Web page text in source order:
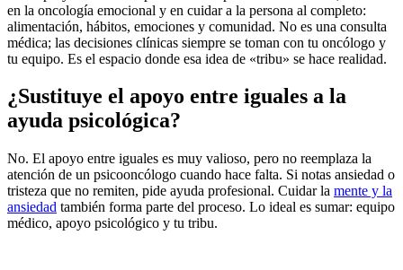
en la oncología emocional y en cuidar a la persona al completo:
alimentación, hábitos, emociones y comunidad. No es una consulta
médica; las decisiones clínicas siempre se toman con tu oncólogo y
tu equipo. Es el espacio donde esa idea de «tribu» se hace realidad.
¿Sustituye el apoyo entre iguales a la
ayuda psicológica?
No. El apoyo entre iguales es muy valioso, pero no reemplaza la
atención de un psicooncólogo cuando hace falta. Si notas ansiedad o
tristeza que no remiten, pide ayuda profesional. Cuidar la mente y la
ansiedad también forma parte del proceso. Lo ideal es sumar: equipo
médico, apoyo psicológico y tu tribu.